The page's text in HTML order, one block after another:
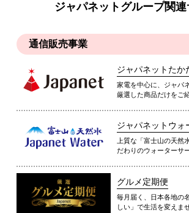
ジャパネットグループ関連
通信販売事業
ジャパネットたか
家電を中心に、ジャパ
厳選した商品だけをご
ジャパネットウォ
上質な「富士山の天然
だわりのウォーターサ
グルメ定期便
毎月届く、日本各地の
しい」で生活を変えま